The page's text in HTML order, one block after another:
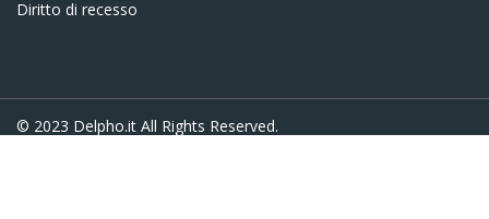
Diritto di recesso
© 2023 Delpho.it All Rights Reserved.